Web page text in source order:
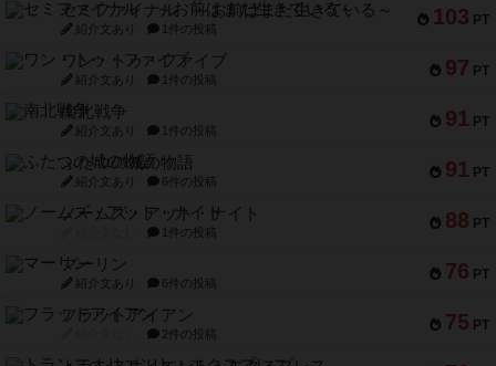
103 PT
セミファイナル ～お前はまだ生きている～
紹介文あり 1件の投稿
97 PT
ワン・トゥ・ファイブ
紹介文あり 1件の投稿
91 PT
南北戦争
紹介文あり 1件の投稿
91 PT
ふたつの城の物語
紹介文あり 6件の投稿
88 PT
ノームズ・アット・ナイト
1件の投稿
76 PT
マーリン
紹介文あり 6件の投稿
75 PT
フラットアイアン
2件の投稿